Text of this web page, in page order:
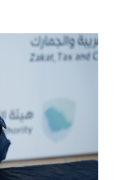
اقتراحات
الزكاة